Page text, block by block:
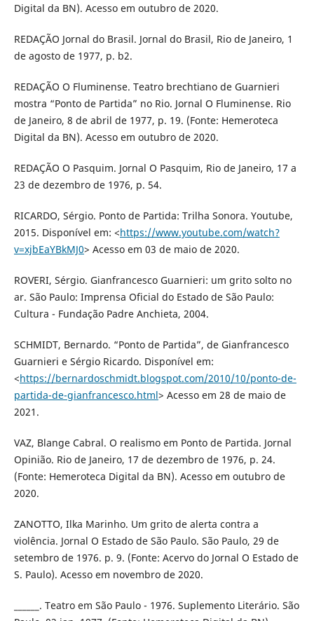
Digital da BN). Acesso em outubro de 2020.
REDAÇÃO Jornal do Brasil. Jornal do Brasil, Rio de Janeiro, 1
de agosto de 1977, p. b2.
REDAÇÃO O Fluminense. Teatro brechtiano de Guarnieri
mostra “Ponto de Partida” no Rio. Jornal O Fluminense. Rio
de Janeiro, 8 de abril de 1977, p. 19. (Fonte: Hemeroteca
Digital da BN). Acesso em outubro de 2020.
REDAÇÃO O Pasquim. Jornal O Pasquim, Rio de Janeiro, 17 a
23 de dezembro de 1976, p. 54.
RICARDO, Sérgio. Ponto de Partida: Trilha Sonora. Youtube,
2015. Disponível em: <https://www.youtube.com/watch?
v=xjbEaYBkMJ0> Acesso em 03 de maio de 2020.
ROVERI, Sérgio. Gianfrancesco Guarnieri: um grito solto no
ar. São Paulo: Imprensa Oficial do Estado de São Paulo:
Cultura - Fundação Padre Anchieta, 2004.
SCHMIDT, Bernardo. “Ponto de Partida”, de Gianfrancesco
Guarnieri e Sérgio Ricardo. Disponível em:
<https://bernardoschmidt.blogspot.com/2010/10/ponto-de-
partida-de-gianfrancesco.html> Acesso em 28 de maio de
2021.
VAZ, Blange Cabral. O realismo em Ponto de Partida. Jornal
Opinião. Rio de Janeiro, 17 de dezembro de 1976, p. 24.
(Fonte: Hemeroteca Digital da BN). Acesso em outubro de
2020.
ZANOTTO, Ilka Marinho. Um grito de alerta contra a
violência. Jornal O Estado de São Paulo. São Paulo, 29 de
setembro de 1976. p. 9. (Fonte: Acervo do Jornal O Estado de
S. Paulo). Acesso em novembro de 2020.
______. Teatro em São Paulo - 1976. Suplemento Literário. São